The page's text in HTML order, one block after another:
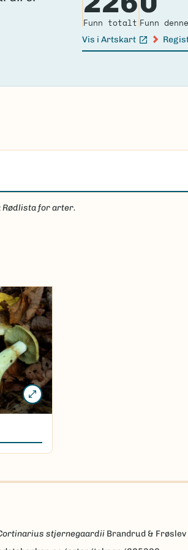
Funn totalt Funn
Vis i Artskart
(Ekstern lenke)
Rødlista for arter.
stjernegaardiiBrandrud & Frøslev